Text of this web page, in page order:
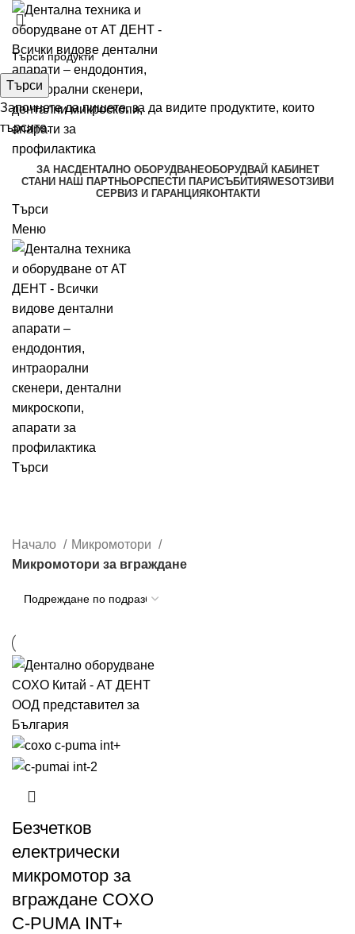
ЗА НАСДЕНТАЛНО ОБОРУДВАНЕОБОРУДВАЙ КАБИНЕТ
СТАНИ НАШ ПАРТНЬОРСПЕСТИ ПАРИСЪБИТИЯWESОТЗИВИ
СЕРВИЗ И ГАРАНЦИЯ КОНТАКТИ
Търси
Меню
Търси
Категории
Начало
Микромотори
Микромотори за вграждане
Безчетков
електрически
микромотор за
вграждане COXO
C-PUMA INT+
Търси
Започнете да пишете, за да видите продуктите, които
търсите.